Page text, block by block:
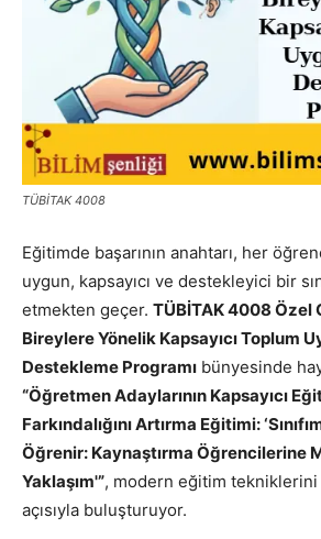
TÜBİTAK 4008
Eğitimde başarının anahtarı, her
uygun, kapsayıcı ve destekleyici bir
etmekten geçer. TÜBİTAK 4008 Özel
Bireylere Yönelik Kapsayıcı Toplum
Destekleme Programı bünyesinde
“Öğretmen Adaylarının Kapsayıcı
Farkındalığını Artırma Eğitimi:
Öğrenir: Kaynaştırma Öğrencilerine
Yaklaşım'”, modern eğitim tekniklerini
açısıyla buluşturuyor.